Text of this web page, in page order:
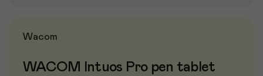
Wacom
WACOM Intuos Pro pen tablet